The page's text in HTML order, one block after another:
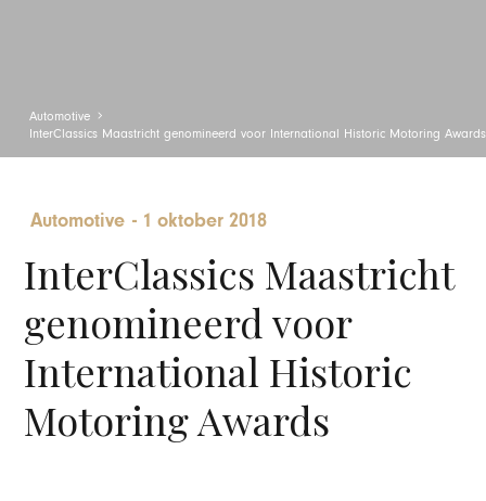
Automotive
InterClassics Maastricht genomineerd voor International Historic Motoring Awards
Automotive - 1 oktober 2018
InterClassics Maastricht
genomineerd voor
International Historic
Motoring Awards